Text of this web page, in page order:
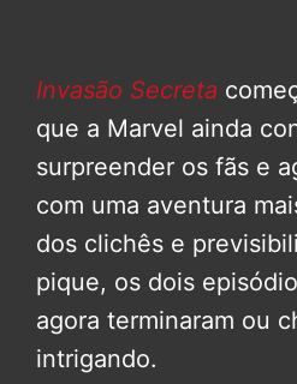
Invasão Secreta
que a Marvel ainda
surpreender os fãs e
com uma aventura
dos clichês e
pique, os dois
agora terminaram ou
intrigando.